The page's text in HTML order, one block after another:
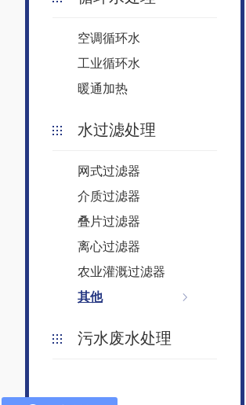
空调循环水
工业循环水
暖通加热
水过滤处理
网式过滤器
介质过滤器
叠片过滤器
离心过滤器
农业灌溉过滤器
其他
污水废水处理